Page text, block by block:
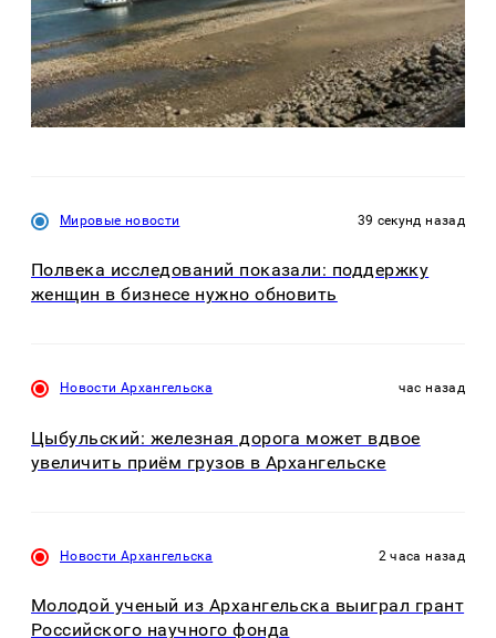
Мировые новости 39 секунд назад
Полвека исследований показали: поддержку
женщин в бизнесе нужно обновить
Новости Архангельска час назад
Цыбульский: железная дорога может вдвое
увеличить приём грузов в Архангельске
Новости Архангельска 2 часа назад
Молодой ученый из Архангельска выиграл грант
Российского научного фонда